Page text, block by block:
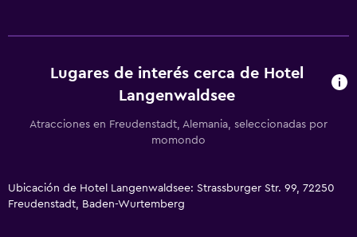
Bañera de hidromasaje
Vapor
Lugares de interés cerca de Hotel
Langenwaldsee
Atracciones en Freudenstadt, Alemania, seleccionadas por
momondo
Ubicación de Hotel Langenwaldsee: Strassburger Str. 99, 72250
Freudenstadt, Baden-Wurtemberg